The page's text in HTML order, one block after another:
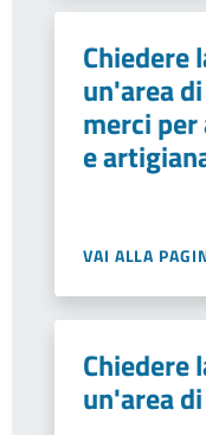
Chiedere
un'area
merci
e
VAI ALLA
Chiedere
un'area